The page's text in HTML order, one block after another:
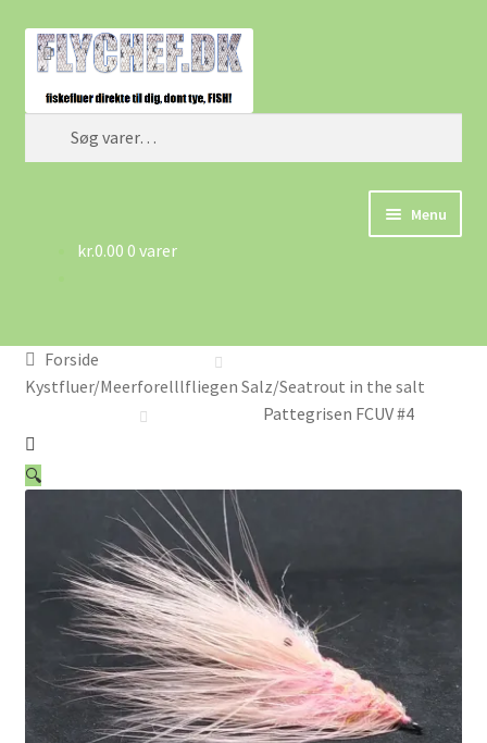
Spring
til
navigation
Spring
til
indhold
Søg
Menu
Cart
Checkout
Min Konto
Om Flychef/Impressum
Privatlivspolitik
Shop
kr.0.00 0 varer
Forside
Kystfluer/Meerforelllfliegen Salz/Seatrout in the salt
Pattegrisen FCUV #4
🔍